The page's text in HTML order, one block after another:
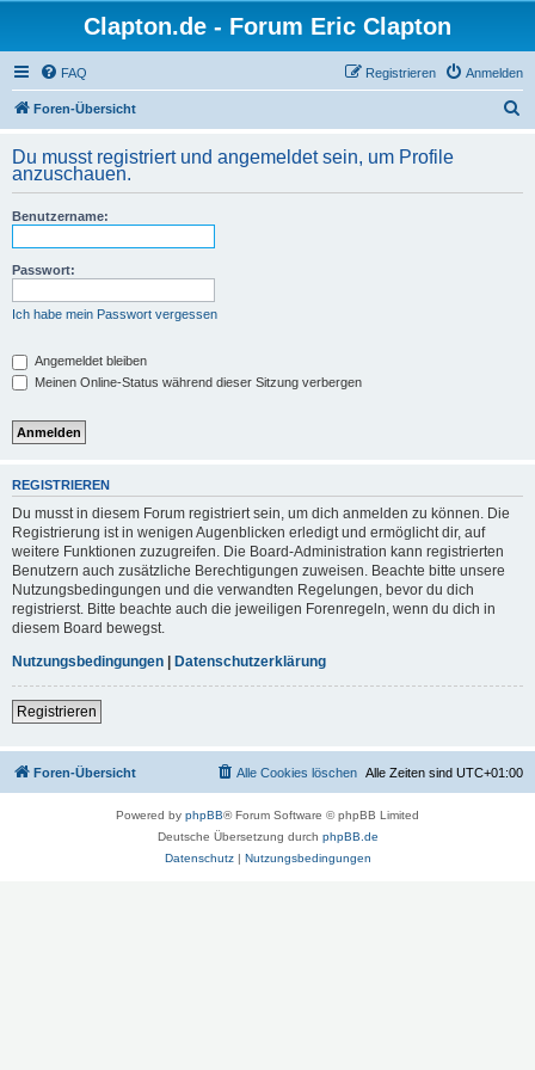
Clapton.de - Forum Eric Clapton
FAQ Anmelden
Registrieren
Foren-Übersicht
h
Du musst registriert und angemeldet sein, um Profile
anzuschauen.
Benutzername:
Passwort:
Ich habe mein Passwort vergessen
Angemeldet bleiben
Meinen Online-Status während dieser Sitzung verbergen
REGISTRIEREN
Du musst in diesem Forum registriert sein, um dich anmelden zu können. Die
Registrierung ist in wenigen Augenblicken erledigt und ermöglicht dir, auf
weitere Funktionen zuzugreifen. Die Board-Administration kann registrierten
Benutzern auch zusätzliche Berechtigungen zuweisen. Beachte bitte unsere
Nutzungsbedingungen und die verwandten Regelungen, bevor du dich
registrierst. Bitte beachte auch die jeweiligen Forenregeln, wenn du dich in
diesem Board bewegst.
Nutzungsbedingungen | Datenschutzerklärung
Registrieren
Foren-Übersicht Alle Zeiten sind UTC+01:00
Alle Cookies löschen
Powered by phpBB® Forum Software © phpBB Limited
Deutsche Übersetzung durch phpBB.de
Datenschutz| Nutzungsbedingungen